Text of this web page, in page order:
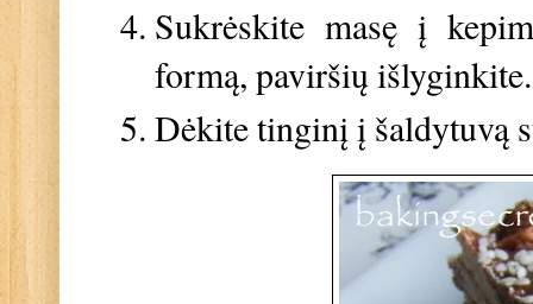
Sukrėskite masę į
formą, paviršių
Dėkite tinginį į šaldytuvą